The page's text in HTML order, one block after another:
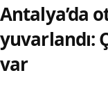
Antalya’da
yuvarlandı:
var